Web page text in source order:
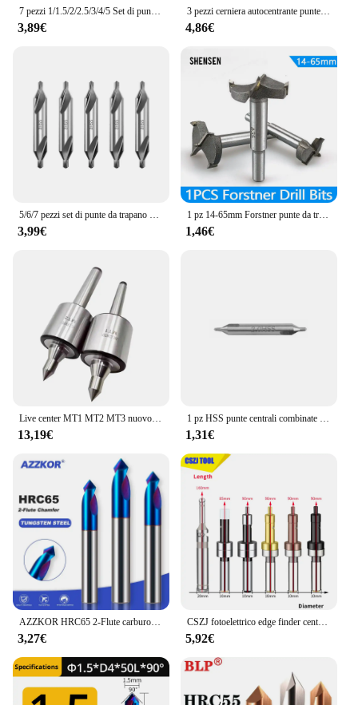
7 pezzi 1/1.5/2/2.5/3/4/5 Set di punte per trapano centrale, Kit di punte per trapano centrale ad angolo di 60 gradi strumenti per svasatura per tornio lavorazione dei metalli
3,89€
3 pezzi cerniera autocentrante punte da trapano porta finestra armadio cerniera armadio fori di perforazione taglierina lavorazione del legno punte da trapano centrali
4,86€
5/6/7 pezzi set di punte da trapano centrali kit di punte da trapano centrali ad angolo di 60 gradi strumenti per svasatura per tornio lavorazione dei metalli 1/1.5/2/2.5/3/4/5
3,99€
1 pz 14-65mm Forstner punte da trapano autocentrante sega a tazza taglierina in acciaio al carbonio carburo di tungsteno taglierina per legno strumenti per la lavorazione del legno
1,46€
13,19€ 1,31€
3,27€
CSZJ fotoelettrico edge finder centraggio centro di lavoro ceramic electronic LED Buzzer fresatura CNC machine tool SEF
5,92€